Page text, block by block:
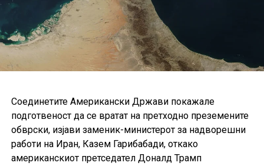
Соединетите Американски Држави покажале
подготвеност да се вратат на претходно преземените
обврски, изјави заменик-министерот за надворешни
работи на Иран, Казем Гарибабади, откако
американскиот претседател Доналд Трамп